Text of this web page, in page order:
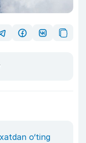
o‘ting